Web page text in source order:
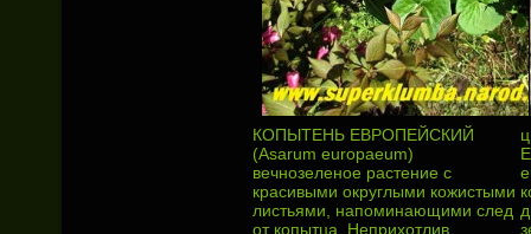
КОПЫТЕНЬ ЕВРОПЕЙСКИЙ
(Asarum europaeum)
вечнозеленое растение с
красивыми округлыми кожистыми
листьями, напоминающими след
от копытца. Неприхотлив,